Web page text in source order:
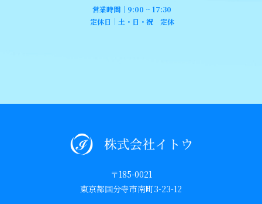
営業時間｜9:00 ~ 17:30
定休日｜土・日・祝 定休
〒185-0021
東京都国分寺市南町3-23-12